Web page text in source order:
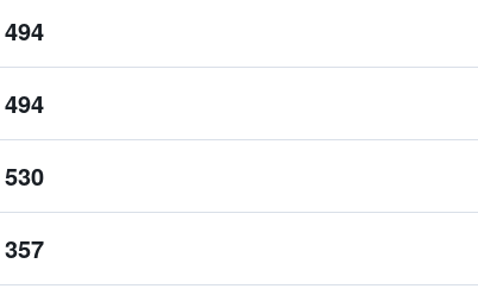
494 ﷼
494 ﷼
530 ﷼
357 ﷼